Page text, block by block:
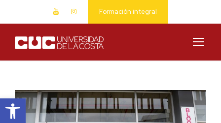
Abrir barra de herramientas
Formación integral